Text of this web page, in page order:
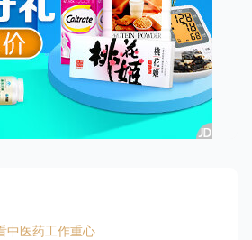
中医药工作重心